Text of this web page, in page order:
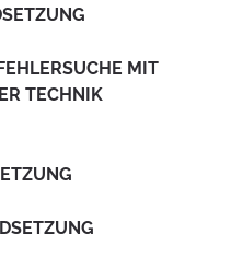
MIT
TECHNIK